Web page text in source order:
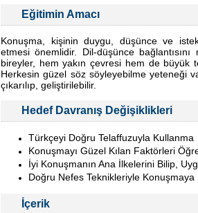
Eğitimin Amacı
Konuşma, kişinin duygu, düşünce ve
etmesi önemlidir. Dil-düşünce
bireyler, hem yakın çevresi hem de büyük
Herkesin güzel söz söyleyebilme yeteneği
çıkarılıp, geliştirilebilir.
Hedef Davranış Değişiklikleri
Türkçeyi Doğru Telaffuzuyla Kullanma
Konuşmayı Güzel Kılan Faktörleri
İyi Konuşmanın Ana İlkelerini Bilip,
Doğru Nefes Teknikleriyle Konuşmaya
İçerik